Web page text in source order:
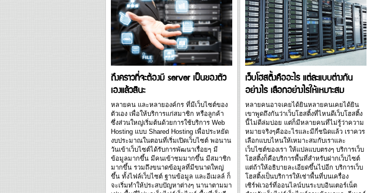
หรือบริการเซิร์ฟเวอร์เสมือน เป็นบริการที่มี
การใช้งานต่างๆ เสมือนกับใช้งานเครื่อง
เซิร์ฟเวอร์ทุกอย่าง แต่ในความจริง บริการ
VPS จะเป็นการแบ่งพื้นที่การเก็บข้อมูล...
และทรัพยากรต่างๆ ในเครื่องเซิร์ฟเวอร์ (เช่น
CPU, RAM ฯลฯ) ออกเป็นส่วนๆ โดยใช้
โปรแกรม (เช่น VMware, HyperV,
Virtuozzo ฯลฯ) และติดตั้ง IP Address...
ถึงคราวที่จะต้องมี server เป็นของตัว
เองแล้วสินะ
หลายคน และหลายองค์กร ที่มีเว็บไซต์ของ
ตัวเอง เพื่อให้บริการแก่สมาชิก หรือลูกค้า
ซึ่งส่วนใหญ่เริ่มต้นด้วยการใช้บริการ Web
Hosting แบบ Shared Hosting เพื่อประหยัด
งบประมาณในตอนที่เริ่มเปิดเว็บไซต์ พอนาน
วันเข้าเว็บไซต์ได้รับการพัฒนาเรื่อยๆ มี
ข้อมูลมากขึ้น มีคนเข้าชมมากขึ้น มีสมาชิก
มากขึ้น รวมถึงขนาดข้อมูลที่มีขนาดใหญ่
ขึ้น ทั้งไฟล์เว็บไซต์ ฐานข้อมูล และอีเมลล์ ก็
จะเริ่มทำให้ประสบปัญหาต่างๆ นานาตามมา
เว็บโฮสติ้งคืออะไร แต่ละแบบต่างกัน
อย่างไร เลือกอย่างไรให้เหมาะสม
หลายคนอาจเคยได้ยินหลายคนเคยได้ยิน
เขาพูดถึงกันว่าเว็บโฮสติ้งที่ไหนดีเว็บโฮสติ้ง
นี้ไม่ดีล่มบ่อย แต่ก็มีหลายคนที่ไม่รู้ว่าความ
หมายจริงๆคืออะไรและมีกี่ชนิดแล้ว เราควร
เลือกแบบไหนให้เหมาะสมกับเราและ
เว็บไซต์ของเรา ให้แปลแบบตรงๆ บริการเว็บ
โฮสติ้งก็คือบริการพื้นที่สำหรับฝากเว็บไซต์
แต่ถ้าให้อธิบายละเอียดขึ้นไปอีก บริการเว็บ
โฮสติ้งเป็นบริการให้เช่าพื้นที่บนเครื่อง
เซิร์ฟเวอร์ที่ออนไลน์บนระบบอินเตอร์เน็ต